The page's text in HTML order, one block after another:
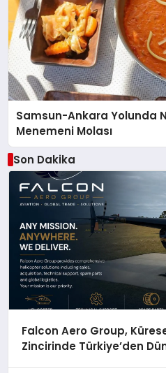
Samsun-Ankara Yolunda
Menemeni Molası
Son Dakika
Falcon Aero Group,
Zincirinde Türkiye’den